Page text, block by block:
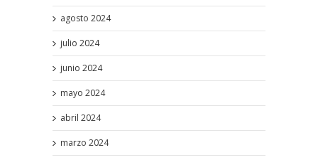
agosto 2024
julio 2024
junio 2024
mayo 2024
abril 2024
marzo 2024